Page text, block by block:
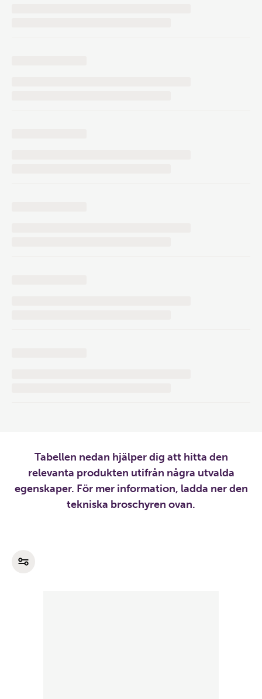
Tabellen nedan hjälper dig att hitta den
relevanta produkten utifrån några utvalda
egenskaper. För mer information, ladda ner den
tekniska broschyren ovan.